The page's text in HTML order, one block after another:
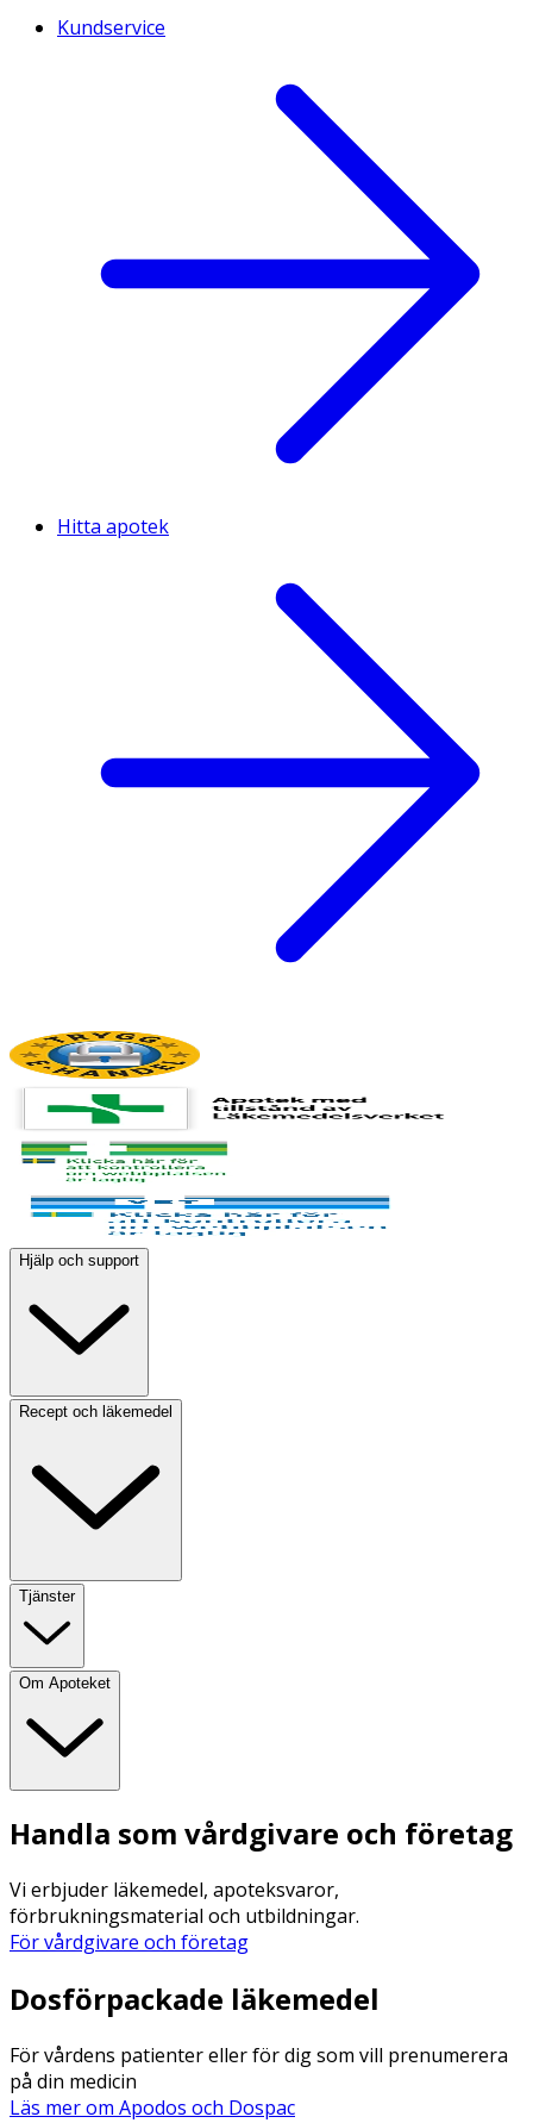
Kundservice
Hitta apotek
Hjälp och support
Recept och läkemedel
Tjänster
Om Apoteket
Handla som vårdgivare och företag
Vi erbjuder läkemedel, apoteksvaror,
förbrukningsmaterial och utbildningar.
För vårdgivare och företag
Dosförpackade läkemedel
För vårdens patienter eller för dig som vill prenumerera
på din medicin
Läs mer om Apodos och Dospac